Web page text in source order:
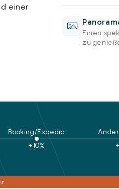
einer
Einen
zu
Booking/Expedia
+10%